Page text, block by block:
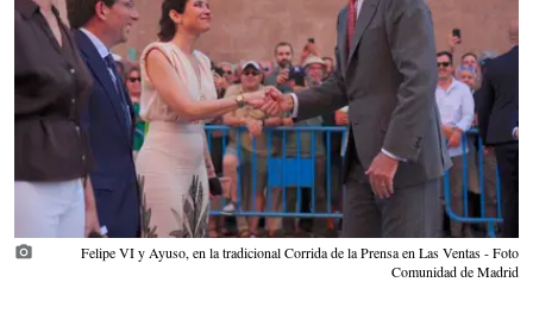
photo_camera
Felipe VI y Ayuso, en la tradicional Corrida de la Prensa en Las Ventas - Foto
Comunidad de Madrid